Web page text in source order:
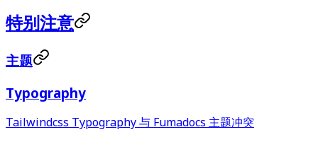
特别注意
主题
Typography
Tailwindcss Typography 与 Fumadocs 主题冲突